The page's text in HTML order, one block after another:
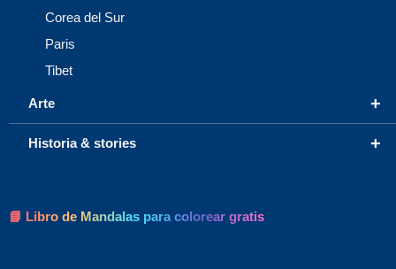
Corea del Sur
Paris
Tibet
+
Arte
+
Historia & stories
📘 Libro de Mandalas para colorear gratis